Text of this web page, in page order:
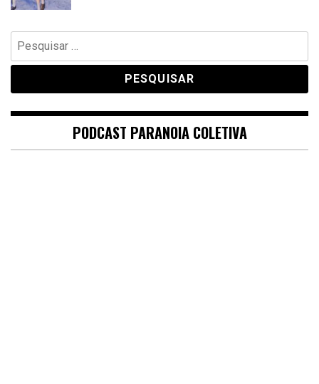
Pesquisar
por:
PODCAST PARANOIA COLETIVA